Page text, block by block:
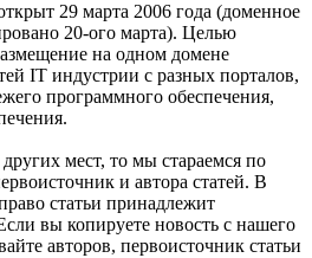
29 марта 2006 года (доменное
20-ого марта). Целью
на одном домене
IT индустрии с разных порталов,
программного обеспечения,
других мест, то мы стараемся по
и автора статей. В
статьи принадлежит
вы копируете новость с нашего
авторов, первоисточник статьи